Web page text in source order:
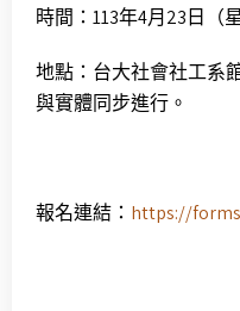
時間：113年4月23日（
地點：台大社會社工系
與實體同步進行。
報名連結： https://